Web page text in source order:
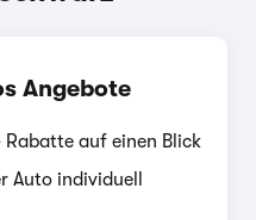
Angebote
Rabatte auf einen Blick
Auto individuell